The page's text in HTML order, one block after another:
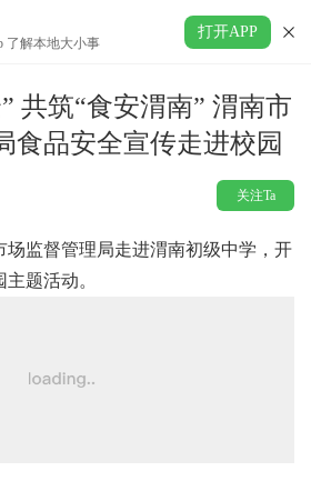
了解本地大小事
打开APP
共筑“食安渭南” 渭南市
食品安全宣传走进校园
关注Ta
监督管理局走进渭南初级中学，开
题活动。